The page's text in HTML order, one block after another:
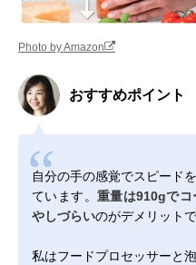
Photo by Amazon
おすすめポイント
自分の手の感覚でスピード
ています。 重量は910gでコ
やしづらいのがデメリットで
私はフードプロセッサーと